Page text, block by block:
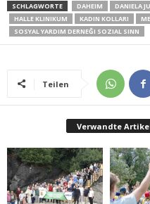
SCHLAGWORTE DAHEIM DANIELA
HALLE KLINIKUM
KADIN KOLLARI
SOSYAL YARDIM DERNEĞI SOZIAL SINN
Teilen
Verwandte